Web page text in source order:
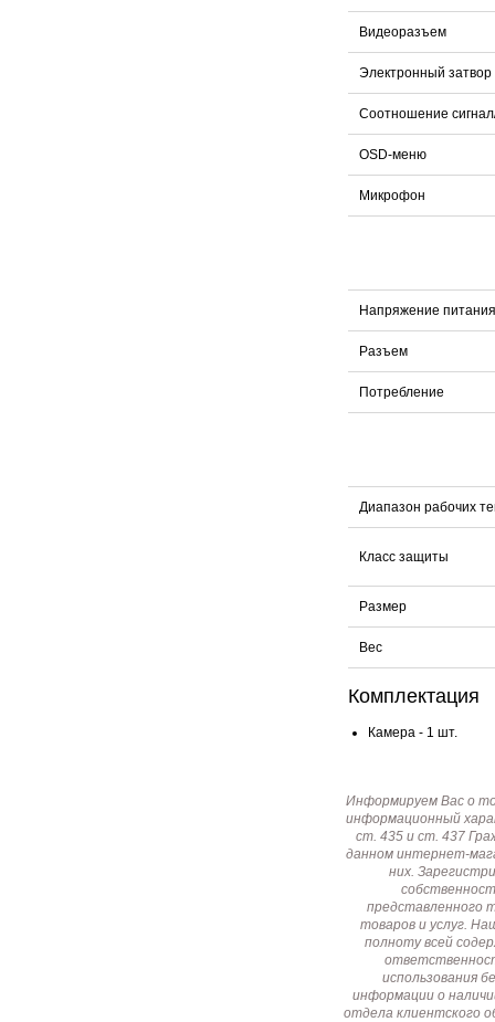
Видеоразъем
Электронный затвор
Соотношение
OSD-меню
Микрофон
Напряжение питания
Разъем
Потребление
Диапазон рабочих
Класс защиты
Размер
Вес
Комплектация
Камера - 1 шт.
Информируем Вас о
информационный
ст. 435 и ст. 437
данном интернет-
них.
представленного
товаров и услуг.
полноту всей
использования
информации о
отдела клиентского